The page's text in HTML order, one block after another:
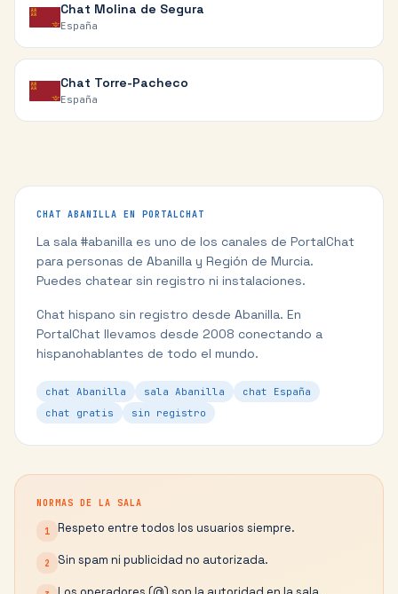
Chat Molina de Segura
España
Chat Torre-Pacheco
España
CHAT ABANILLA EN PORTALCHAT
La sala #abanilla es uno de los canales de PortalChat
para personas de Abanilla y Región de Murcia.
Puedes chatear sin registro ni instalaciones.
Chat hispano sin registro desde Abanilla. En
PortalChat llevamos desde 2008 conectando a
hispanohablantes de todo el mundo.
chat Abanilla sala Abanilla
chat España
chat gratis
sin registro
NORMAS DE LA SALA
1 Respeto entre todos los usuarios siempre.
2 Sin spam ni publicidad no autorizada.